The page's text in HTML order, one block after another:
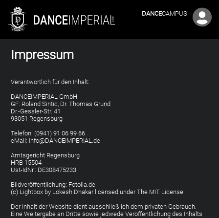
DANCECAMPUS
Impressum
Verantwortlich für den Inhalt:
DANCEIMPERIAL GmbH
GF: Roland Sintic, Dr. Thomas Grund
Dr.-Gessler-Str. 41
93051 Regensburg
Telefon: (0941) 91 06 99 66
eMail: Info@DANCEIMPERIAL.de
Amtsgericht Regensburg
HRB 15504
Ust-IdNr.: DE308475233
Bildveröffentlichung: Fotolia.de
(c) Lightbox by Lokesh Dhakar licensed under The MIT License.
Der Inhalt der Website dient ausschließlich dem privaten Gebrauch.
Eine Weitergabe an Dritte sowie jedwede Veröffentlichung des Inhalts